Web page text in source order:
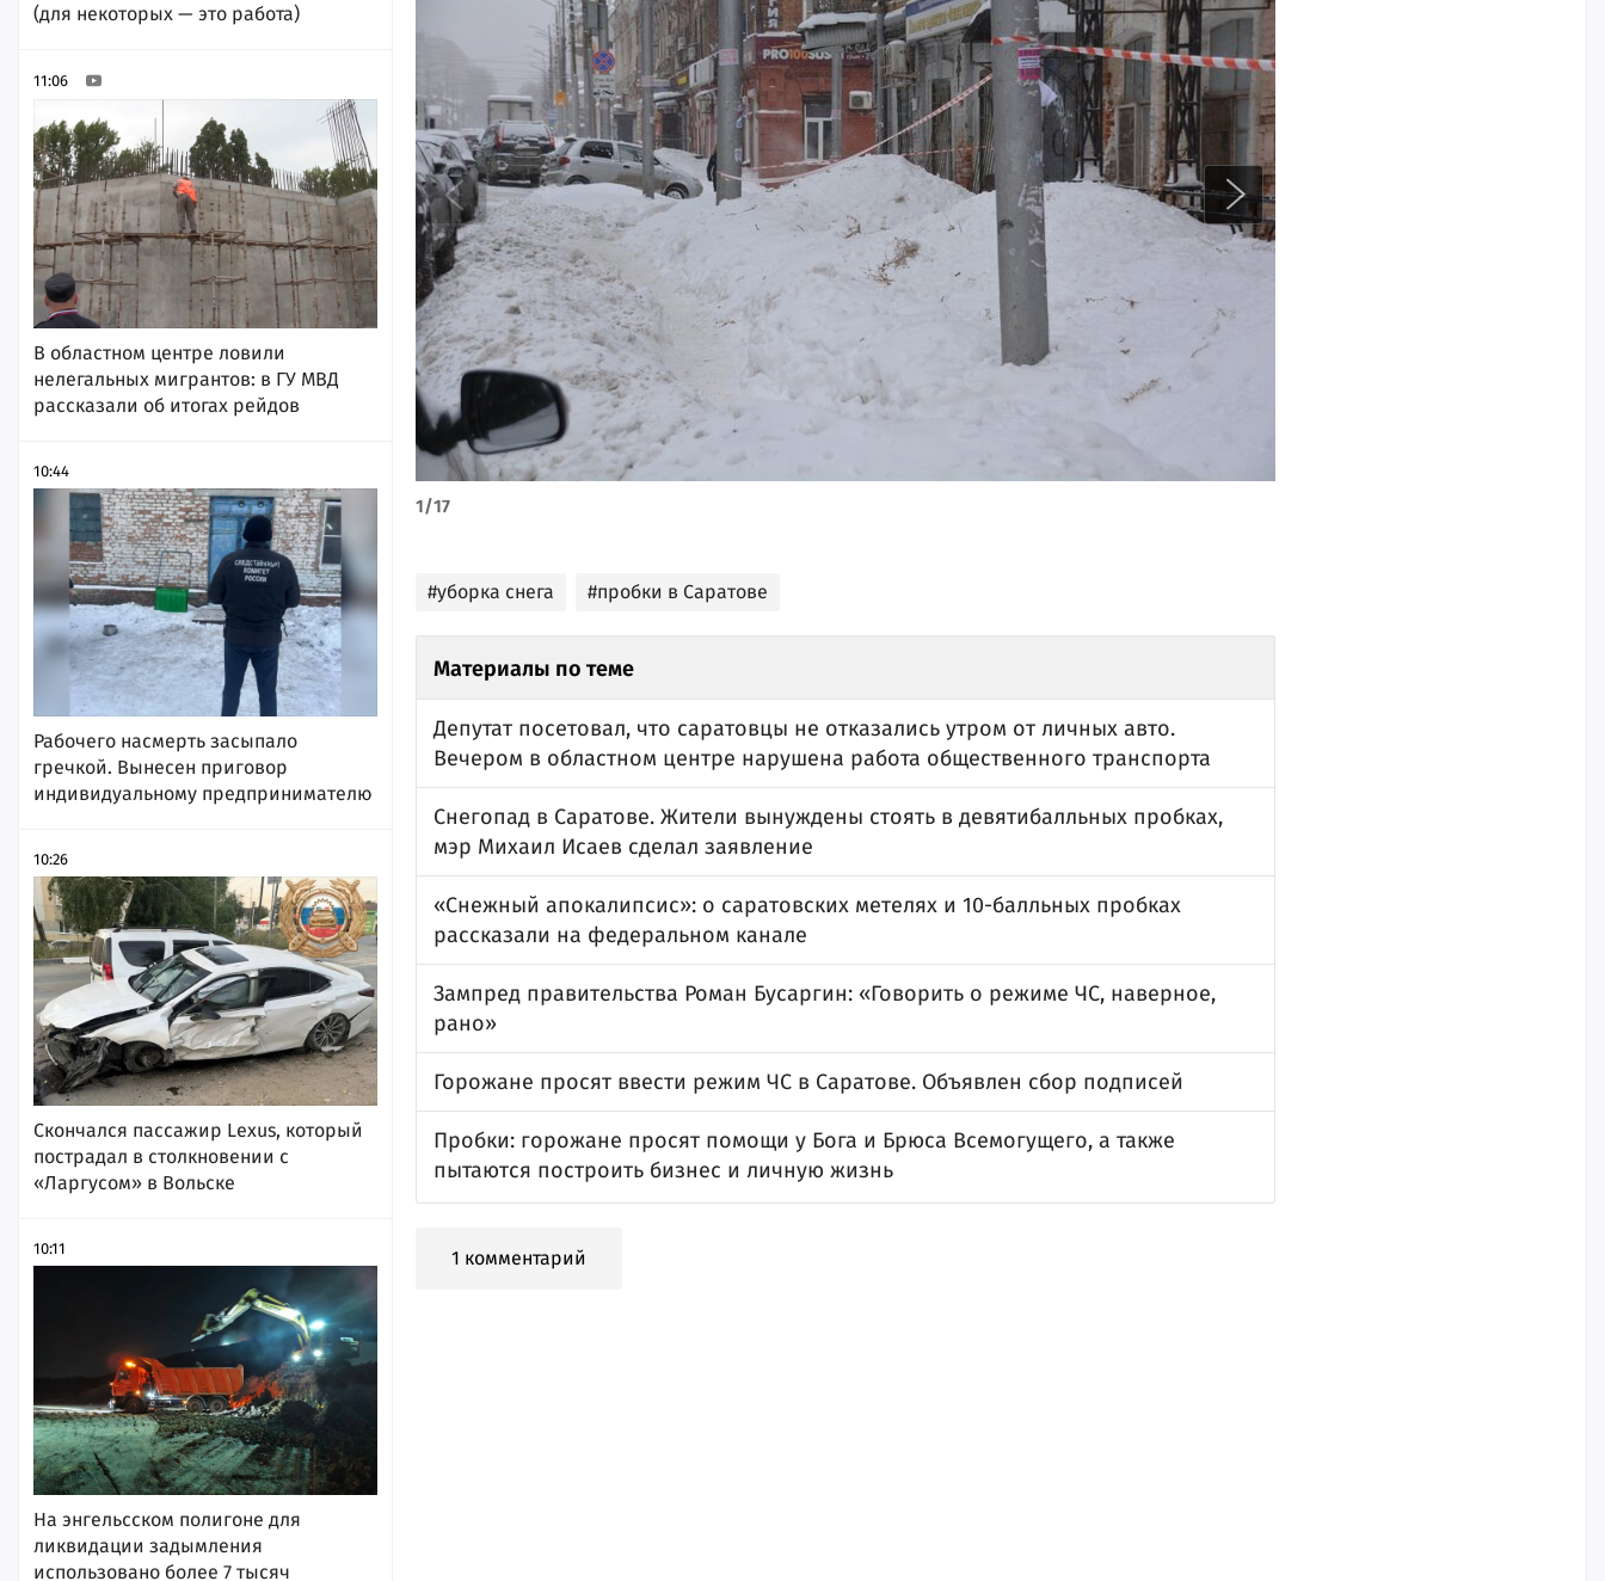
(для некоторых — это работа)
11:06
В областном центре ловили
нелегальных мигрантов: в ГУ МВД
рассказали об итогах рейдов
10:44
Рабочего насмерть засыпало
гречкой. Вынесен приговор
индивидуальному предпринимателю
10:26
Скончался пассажир Lexus, который
пострадал в столкновении с
«Ларгусом» в Вольске
10:11
На энгельсском полигоне для
ликвидации задымления
использовано более 7 тысяч
1/17
#уборка снега #пробки в Саратове
Материалы по теме
Депутат посетовал, что саратовцы не отказались утром от личных авто.
Вечером в областном центре нарушена работа общественного транспорта
Снегопад в Саратове. Жители вынуждены стоять в девятибалльных пробках,
мэр Михаил Исаев сделал заявление
«Снежный апокалипсис»: о саратовских метелях и 10-балльных пробках
рассказали на федеральном канале
Зампред правительства Роман Бусаргин: «Говорить о режиме ЧС, наверное,
рано»
Горожане просят ввести режим ЧС в Саратове. Объявлен сбор подписей
Пробки: горожане просят помощи у Бога и Брюса Всемогущего, а также
пытаются построить бизнес и личную жизнь
1 комментарий